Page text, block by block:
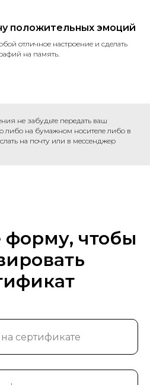
положительных эмоций
отличное настроение и сделать
на память.
не забудьте передать ваш
либо на бумажном носителе либо в
на почту или в мессенджер
форму, чтобы